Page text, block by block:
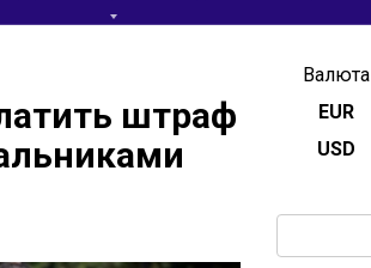
штраф
Валюта
EUR
USD